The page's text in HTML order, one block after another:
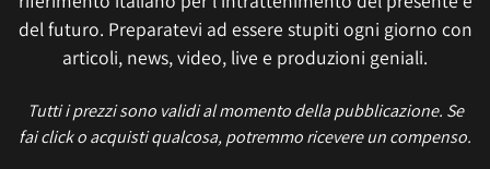
del futuro. Preparatevi ad essere stupiti ogni giorno con
articoli, news, video, live e produzioni geniali.
Tutti i prezzi sono validi al momento della pubblicazione. Se
fai click o acquisti qualcosa, potremmo ricevere un compenso.